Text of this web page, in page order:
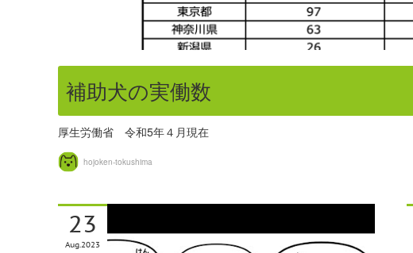
補助犬の実働数
厚生労働省 令和5年４月現在
hojoken-tokushima
23
Aug2023